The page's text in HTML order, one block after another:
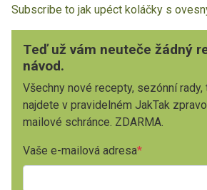
Subscribe to jak upéct koláčky s
Teď už vám neuteče žádný
návod.
Všechny nové recepty, sezónní rady,
najdete v pravidelném JakTak
mailové schránce. ZDARMA.
Vaše e-mailová adresa